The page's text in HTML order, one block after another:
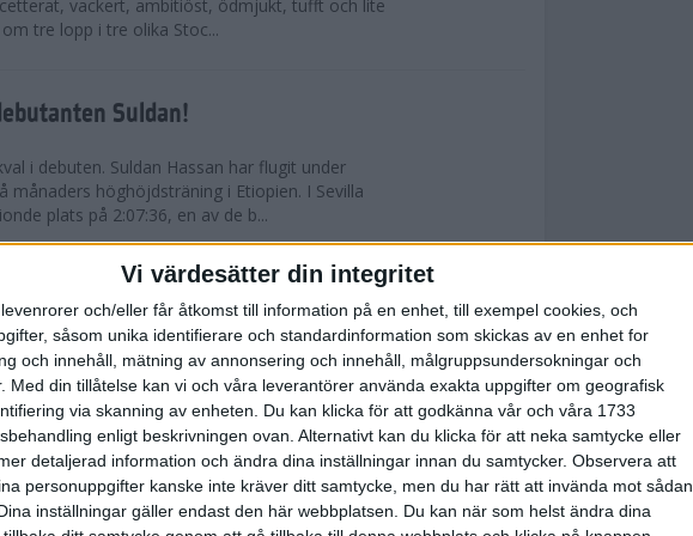
Vi värdesätter din integritet
och/eller får åtkomst till information på en enhet, till exempel cookies, och
såsom unika identifierare och standardinformation som skickas av en enhet for
och innehåll, mätning av annonsering och innehåll, målgruppsundersokningar och
Med din tillåtelse kan vi och våra leverantörer använda exakta uppgifter om geografisk
via skanning av enheten. Du kan klicka för att godkänna vår och våra 1733
enligt beskrivningen ovan. Alternativt kan du klicka för att neka samtycke eller
detaljerad information och ändra dina inställningar innan du samtycker. Observera att
personuppgifter kanske inte kräver ditt samtycke, men du har rätt att invända mot sådan
inställningar gäller endast den här webbplatsen. Du kan när som helst ändra dina
vackert, ambitiöst, ödmjukt, tufft och lite
tre lopp i tre olika Stoc...
Suldan!
i debuten. Suldan Hassan har flugit under
månaders höghöjdsträning i Etiopien. I Sevilla
plats på 2:07:36, en av de b...
Marathon utvecklades till den mest
maratons historia. Suldan Hassan
rekord, 2:07:36. Även Carolina Wikström klarade
utmanande intervaller på skidor